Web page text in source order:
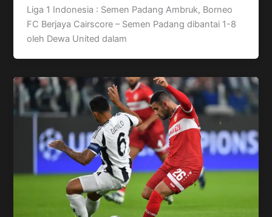
Liga 1 Indonesia : Semen Padang Ambruk, Borneo
FC Berjaya Cairscore – Semen Padang dibantai 1-8
oleh Dewa United dalam